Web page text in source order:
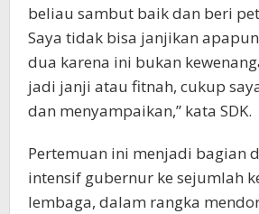
beliau sambut baik dan beri
Saya tidak bisa janjikan
dua karena ini bukan
jadi janji atau fitnah, cukup
dan menyampaikan,” kata SDK.
Pertemuan ini menjadi bagian
intensif gubernur ke sejumlah
lembaga, dalam rangka